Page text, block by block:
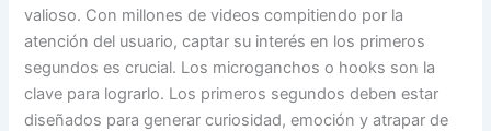
valioso. Con millones de videos compitiendo por la
atención del usuario, captar su interés en los primeros
segundos es crucial. Los microganchos o hooks son la
clave para lograrlo. Los primeros segundos deben estar
diseñados para generar curiosidad, emoción y atrapar de